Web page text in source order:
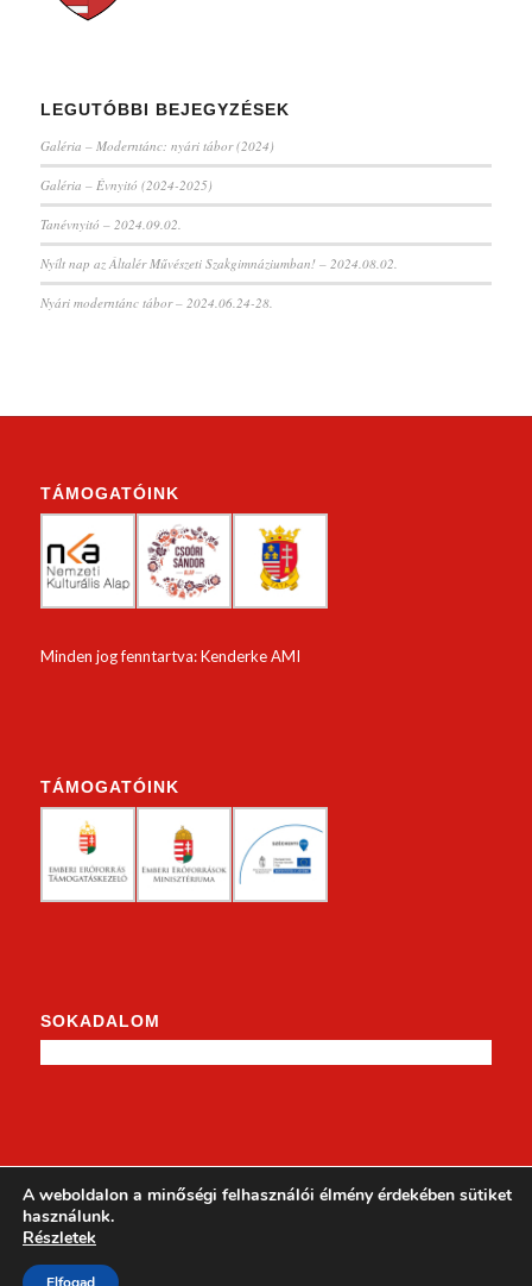
LEGUTÓBBI BEJEGYZÉSEK
Galéria – Moderntánc: nyári tábor (2024)
Galéria – Évnyitó (2024-2025)
Tanévnyitó – 2024.09.02.
Nyílt nap az Általér Művészeti Szakgimnáziumban! – 2024.08.02.
Nyári moderntánc tábor – 2024.06.24-28.
TÁMOGATÓINK
Minden jog fenntartva: Kenderke AMI
TÁMOGATÓINK
SOKADALOM
A weboldalon a minőségi felhasználói élmény érdekében sütiket
használunk.
Részletek